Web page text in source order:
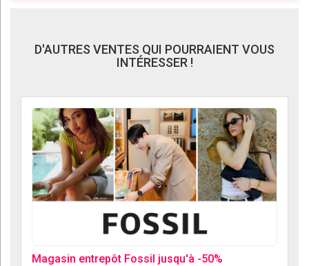
D'AUTRES VENTES QUI POURRAIENT VOUS
INTÉRESSER !
Magasin entrepôt Fossil jusqu'à -50%